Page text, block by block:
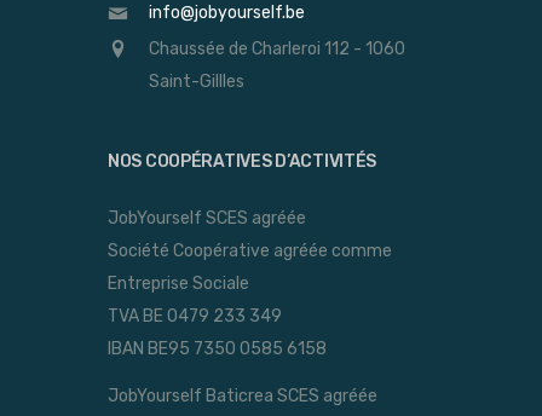
info@jobyourself.be
Chaussée de Charleroi 112 - 1060
Saint-Gillles
NOS COOPÉRATIVES D’ACTIVITÉS
JobYourself SCES agréée
Société Coopérative agréée comme
Entreprise Sociale
TVA BE 0479 233 349
IBAN BE95 7350 0585 6158
JobYourself Baticrea SCES agréée